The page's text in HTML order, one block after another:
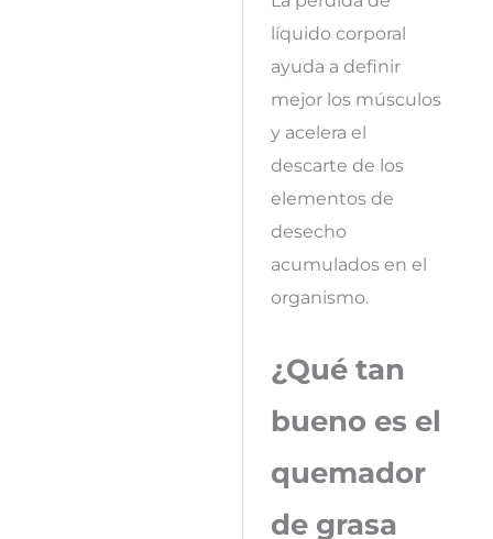
líquido corporal
ayuda a definir
mejor los músculos
y acelera el
descarte de los
elementos de
desecho
acumulados en el
organismo.
¿Qué tan
bueno es el
quemador
de grasa